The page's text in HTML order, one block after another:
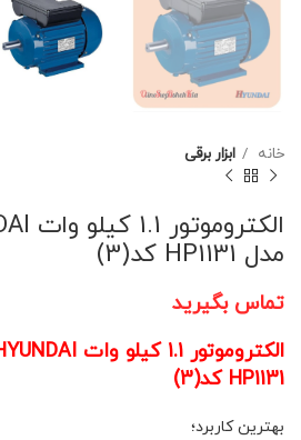
خانه ابزار برقی
مدل HP1131 کد(3)
تماس بگیرید
HP1131 کد(3)
بهترین کاربرد؛